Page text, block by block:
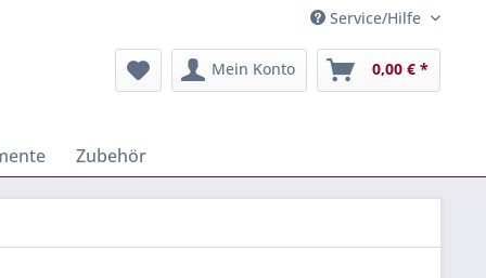
Service/Hilfe
Mein Konto 0,00 € *
Zubehör